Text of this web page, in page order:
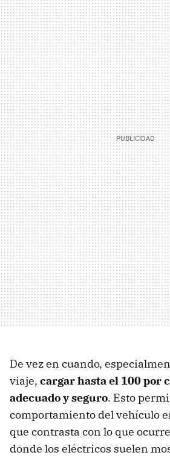
De vez en cuando,
viaje, cargar hasta el 100 por
adecuado y seguro. Esto
comportamiento del vehículo
que contrasta con lo que
donde los eléctricos suelen